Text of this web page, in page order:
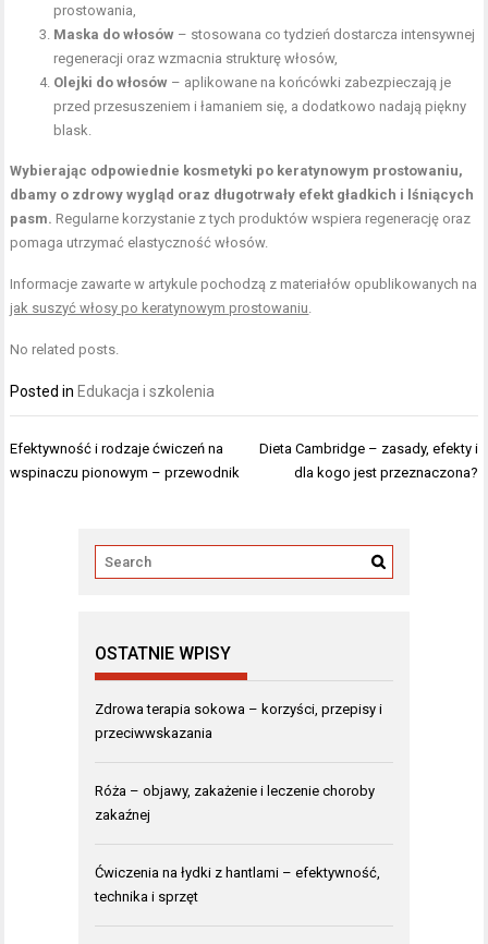
prostowania,
Maska do włosów – stosowana co tydzień dostarcza intensywnej
regeneracji oraz wzmacnia strukturę włosów,
Olejki do włosów – aplikowane na końcówki zabezpieczają je
przed przesuszeniem i łamaniem się, a dodatkowo nadają piękny
blask.
Wybierając odpowiednie kosmetyki po keratynowym prostowaniu,
dbamy o zdrowy wygląd oraz długotrwały efekt gładkich i lśniących
pasm. Regularne korzystanie z tych produktów wspiera regenerację oraz
pomaga utrzymać elastyczność włosów.
Informacje zawarte w artykule pochodzą z materiałów opublikowanych na
jak suszyć włosy po keratynowym prostowaniu
No related posts.
Posted in Edukacja i szkolenia
Nawigacja
wpisu
Efektywność i rodzaje ćwiczeń na
wspinaczu pionowym – przewodnik
Dieta Cambridge – zasady, efekty i
dla kogo jest przeznaczona?
OSTATNIE WPISY
Zdrowa terapia sokowa – korzyści, przepisy i
przeciwwskazania
Róża – objawy, zakażenie i leczenie choroby
zakaźnej
Ćwiczenia na łydki z hantlami – efektywność,
technika i sprzęt